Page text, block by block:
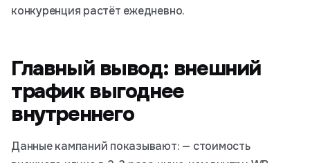
конкуренция растёт ежедневно.
Главный вывод: внешний
трафик выгоднее
внутреннего
Данные кампаний показывают: — стоимость